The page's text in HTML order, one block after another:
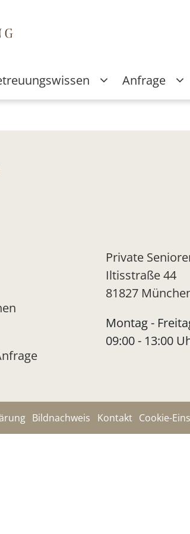
Anfrage
Private
Iltisstraße 44
81827
Montag -
09:00 - 13:00
Bildnachweis Kontakt Cookie-